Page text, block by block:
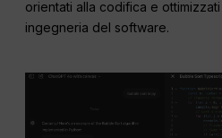
orientati alla codifica e
ingegneria del software.